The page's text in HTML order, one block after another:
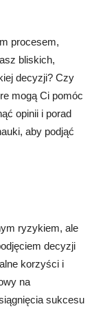
procesem,
bliskich,
decyzji? Czy
mogą Ci pomóc
opinii i porad
aby podjąć
ryzykiem, ale
decyzji
korzyści i
na
sukcesu